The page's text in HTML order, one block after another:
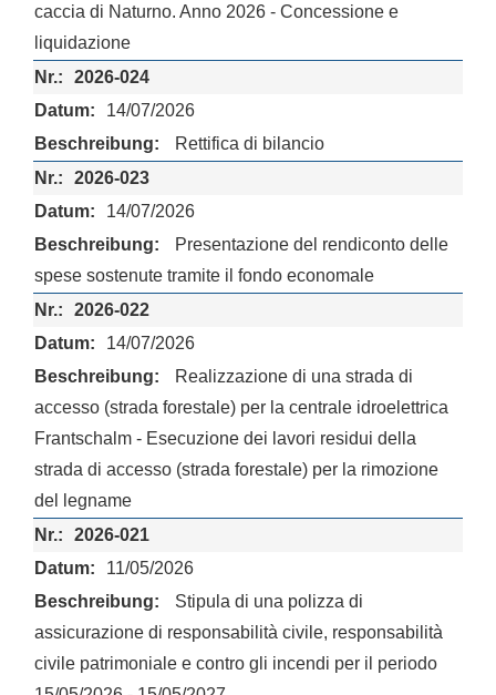
caccia di Naturno. Anno 2026 - Concessione e
liquidazione
2026-024
14/07/2026
Rettifica di bilancio
2026-023
14/07/2026
Presentazione del rendiconto delle
spese sostenute tramite il fondo economale
2026-022
14/07/2026
Realizzazione di una strada di
accesso (strada forestale) per la centrale idroelettrica
Frantschalm - Esecuzione dei lavori residui della
strada di accesso (strada forestale) per la rimozione
del legname
2026-021
11/05/2026
Stipula di una polizza di
assicurazione di responsabilità civile, responsabilità
civile patrimoniale e contro gli incendi per il periodo